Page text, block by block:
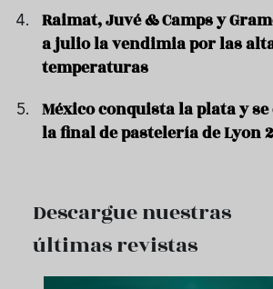
Raimat, Juvé & Camps y
a julio la vendimia por las
temperaturas
México conquista la plata y
la final de pastelería de Lyon
Descargue nuestras
últimas revistas